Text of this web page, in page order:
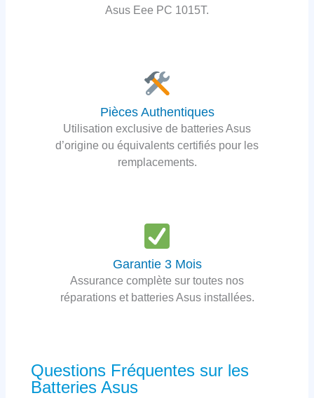
Asus Eee PC 1015T.
Pièces Authentiques
Utilisation exclusive de batteries Asus
d’origine ou équivalents certifiés pour les
remplacements.
Garantie 3 Mois
Assurance complète sur toutes nos
réparations et batteries Asus installées.
Questions Fréquentes sur les
Batteries Asus